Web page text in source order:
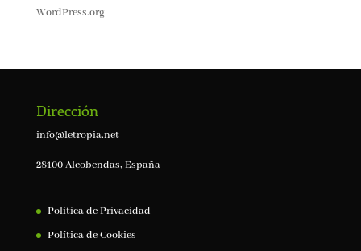
WordPress.org
Dirección
info@letropia.net
28100 Alcobendas, España
Política de Privacidad
Política de Cookies